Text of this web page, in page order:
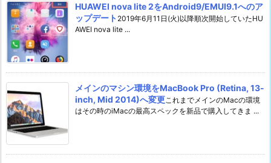
HUAWEI nova lite 2をAndroid9/EMUI9.1へのア
ップデート 2019年6月11日(火)以降順次開始していたHU
AWEI nova lite ...
メインのマシン環境をMacBook Pro (Retina, 13-
inch, Mid 2014)へ変更 これまでメインのMacの環境
はその時のiMacの最高スペックを新品で購入してきま ...